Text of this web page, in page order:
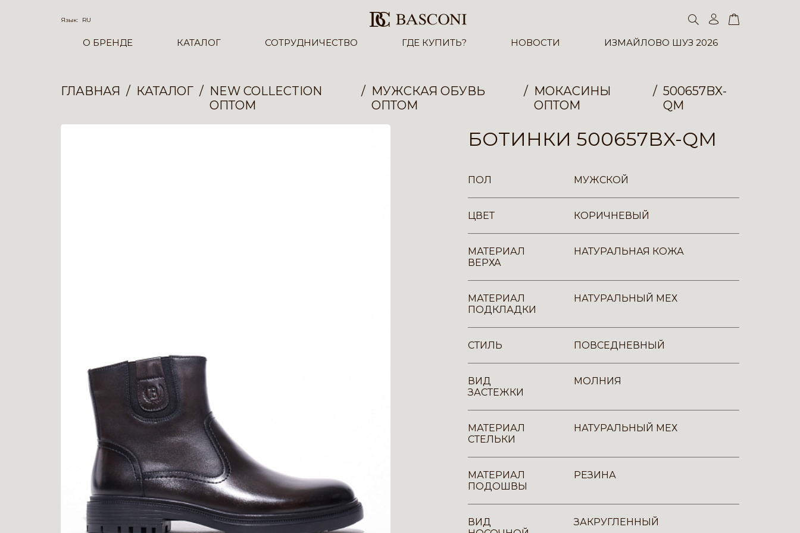
Язык: RU
О БРЕНДЕ КАТАЛОГ СОТРУДНИЧЕСТВО ГДЕ КУПИТЬ? НОВОСТИ ИЗМАЙЛОВО ШУЗ 2026
ГЛАВНАЯ КАТАЛОГ
NEW COLLECTION
ОПТОМ
МУЖСКАЯ ОБУВЬ
ОПТОМ
МОКАСИНЫ
ОПТОМ
500657BX-
QM
БОТИНКИ 500657BX-QM
ПОЛ МУЖСКОЙ
ЦВЕТ КОРИЧНЕВЫЙ
МАТЕРИАЛ
ВЕРХА
НАТУРАЛЬНАЯ КОЖА
МАТЕРИАЛ
ПОДКЛАДКИ
НАТУРАЛЬНЫЙ МЕХ
СТИЛЬ ПОВСЕДНЕВНЫЙ
ВИД
ЗАСТЕЖКИ
МОЛНИЯ
МАТЕРИАЛ
СТЕЛЬКИ
НАТУРАЛЬНЫЙ МЕХ
МАТЕРИАЛ
ПОДОШВЫ
РЕЗИНА
ВИД
ЗАКРУГЛЕННЫЙ